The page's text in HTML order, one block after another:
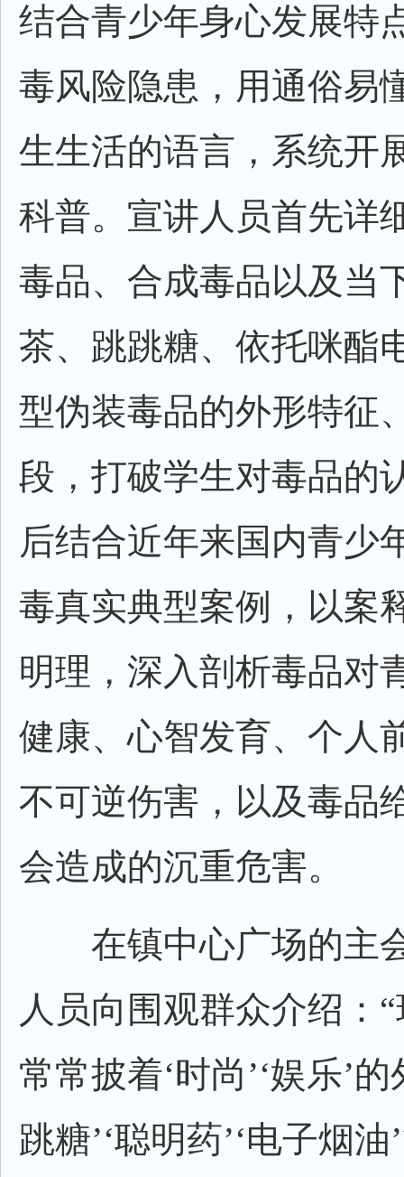
结合青少年身心发展特
毒风险隐患，用通俗易
生生活的语言，系统开
科普。宣讲人员首先详
毒品、合成毒品以及当
茶、跳跳糖、依托咪酯
型伪装毒品的外形特征
段，打破学生对毒品的
后结合近年来国内青少
毒真实典型案例，以案
明理，深入剖析毒品对
健康、心智发育、个人
不可逆伤害，以及毒品
会造成的沉重危害。
在镇中心广场的主
人员向围观群众介绍：
常常披着‘时尚’‘娱乐’
跳糖’‘聪明药’‘电子烟